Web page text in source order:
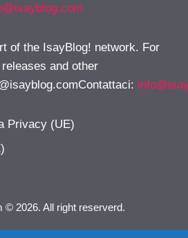
of the IsayBlog! network. For
and other
:
Privacy (UE)
© 2026. All right reserverd.